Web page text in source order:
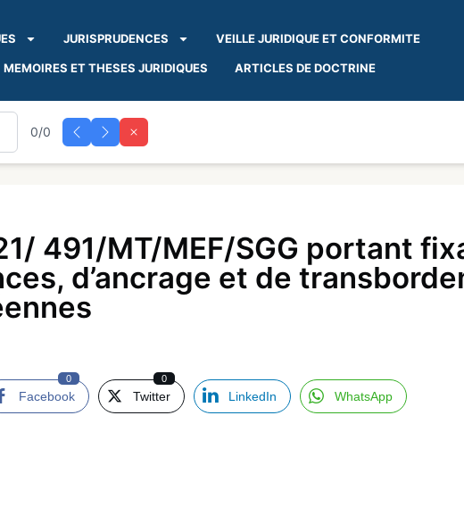
JURISPRUDENCES VEILLE JURIDIQUE ET CONFORMITE
MEMOIRES ET THESES JURIDIQUES ARTICLES DE DOCTRINE
0/0
491/MT/MEF/SGG portant
d’ancrage et de
Facebook
0
Twitter
0
LinkedIn WhatsApp